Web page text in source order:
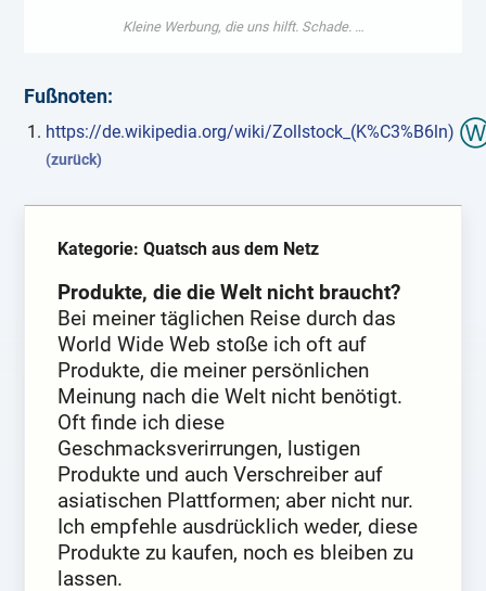
Fußnoten:
https://de.wikipedia.org/wiki/Zollstock_(K%C3%B6ln)
(zurück)
Kategorie: Quatsch aus dem Netz
Produkte, die die Welt nicht braucht?
Bei meiner täglichen Reise durch das
World Wide Web stoße ich oft auf
Produkte, die meiner persönlichen
Meinung nach die Welt nicht benötigt.
Oft finde ich diese
Geschmacksverirrungen, lustigen
Produkte und auch Verschreiber auf
asiatischen Plattformen; aber nicht nur.
Ich empfehle ausdrücklich weder, diese
Produkte zu kaufen, noch es bleiben zu
lassen.